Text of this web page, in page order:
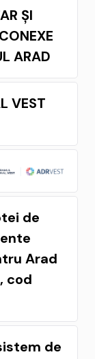
ȘI
ARAD
VEST
de
Arad
cod
de